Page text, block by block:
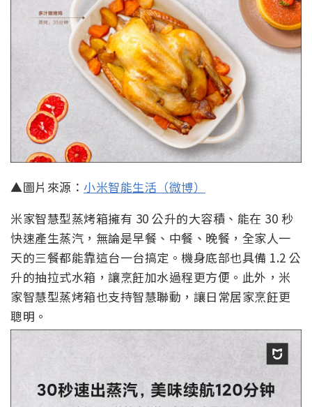
▲圖片來源： 小米智能生活（微博）
米家智慧型蒸烤箱擁有 30 公升的大容積、能在 30 秒
快速產生蒸汽，無論是早餐、中餐、晚餐，全家人一
天的三餐都能靠這台一台搞定。機身底部也具備 1.2 公
升的抽拉式水箱，讓烹飪加水過程更方便。此外，米
家智慧型蒸烤箱也支持智慧聯動，讓日常居家烹飪更
聰明。